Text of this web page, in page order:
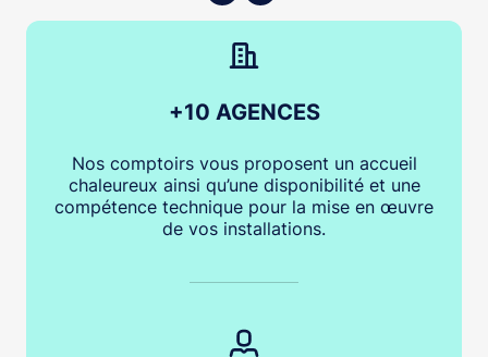
+10 AGENCES
Nos comptoirs vous proposent un accueil
chaleureux ainsi qu’une disponibilité et une
compétence technique pour la mise en œuvre
de vos installations.